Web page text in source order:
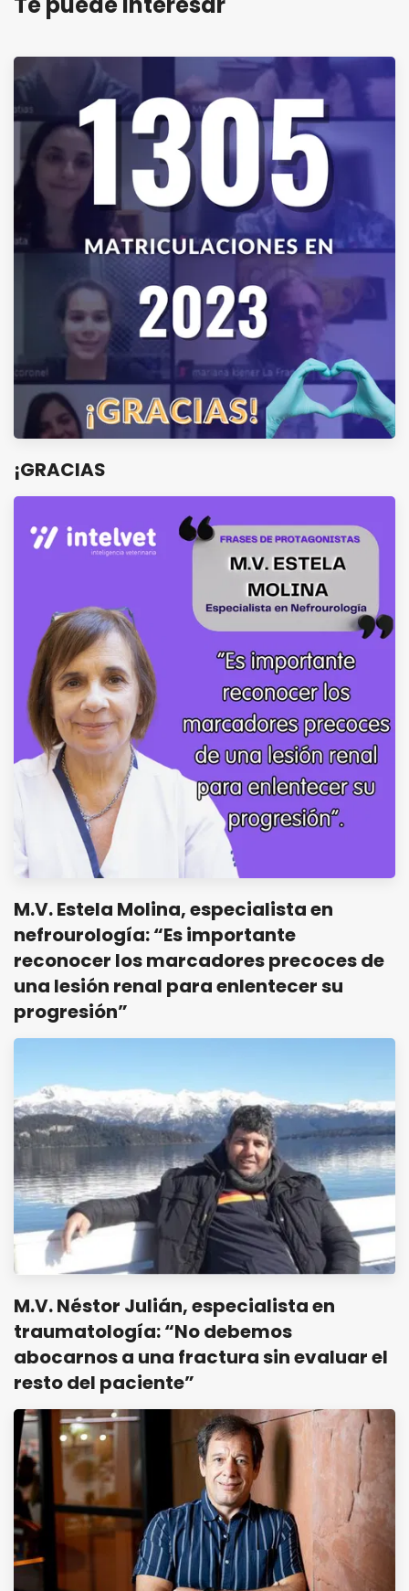
¡GRACIAS
M.V. Estela Molina, especialista en
nefrourología: “Es importante
reconocer los marcadores precoces de
una lesión renal para enlentecer su
progresión”
M.V. Néstor Julián, especialista en
traumatología: “No debemos
abocarnos a una fractura sin evaluar el
resto del paciente”